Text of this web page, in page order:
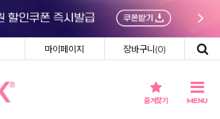
마이페이지 장바구니(0)
즐겨찾기 MENU